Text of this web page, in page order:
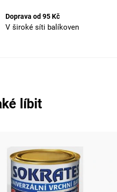
Doprava od 95 Kč
V široké síti balíkoven
líbit